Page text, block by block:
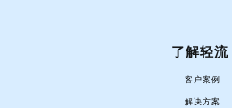
了解轻流
客户案例
解决方案